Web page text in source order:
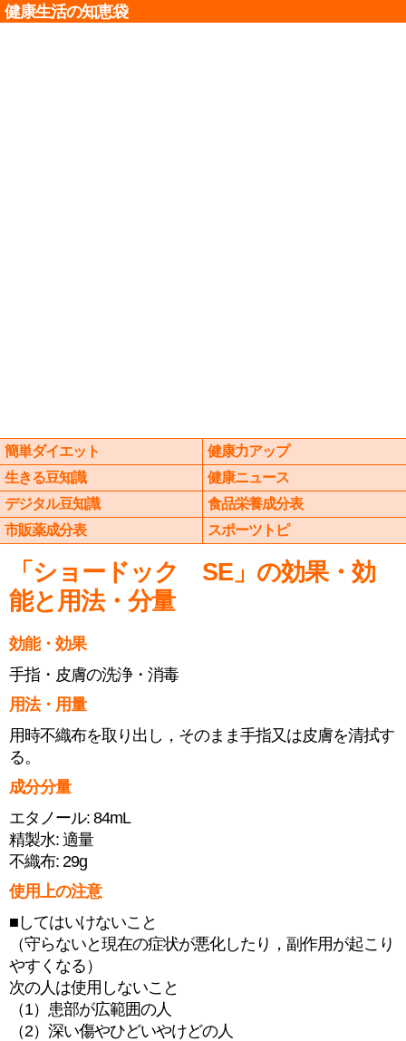
健康生活の知恵袋
簡単ダイエット
健康力アップ
生きる豆知識
健康ニュース
デジタル豆知識
食品栄養成分表
市販薬成分表
スポーツトピ
「ショードック SE」の効果・効
能と用法・分量
効能・効果
手指・皮膚の洗浄・消毒
用法・用量
用時不織布を取り出し，そのまま手指又は皮膚を清拭す
る。
成分分量
エタノール: 84mL
精製水: 適量
不織布: 29g
使用上の注意
■してはいけないこと
（守らないと現在の症状が悪化したり，副作用が起こり
やすくなる）
次の人は使用しないこと
（1）患部が広範囲の人
（2）深い傷やひどいやけどの人